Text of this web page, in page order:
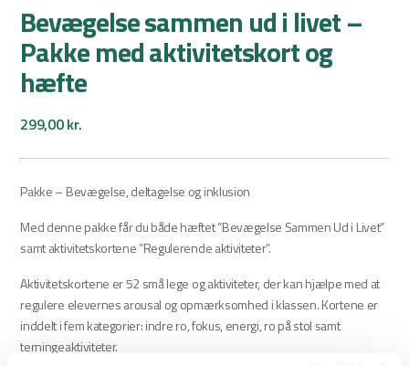
Bevægelse sammen ud i livet –
Pakke med aktivitetskort og
hæfte
299,00kr.
Pakke – Bevægelse, deltagelse og inklusion
Med denne pakke får du både hæftet ”Bevægelse Sammen Ud i Livet”
samt aktivitetskortene ”Regulerende aktiviteter”.
Aktivitetskortene er 52 små lege og aktiviteter, der kan hjælpe med at
regulere elevernes arousal og opmærksomhed i klassen. Kortene er
inddelt i fem kategorier: indre ro, fokus, energi, ro på stol samt
terningeaktiviteter.